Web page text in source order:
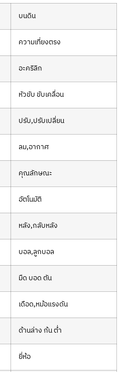
บนดิน
ความเที่ยงตรง
อะคริลิก
หัวขับ ขับเคลื่อน
ปรับ,ปรับเปลี่ยน
ลม,อากาศ
คุณลักษณะ
อัตโนมัติ
หลัง,กลับหลัง
บอล,ลูกบอล
มืด บอด ตัน
เดือด,หม้อแรงดัน
ด้านล่าง ก้น ต่ำ
ยี่ห้อ